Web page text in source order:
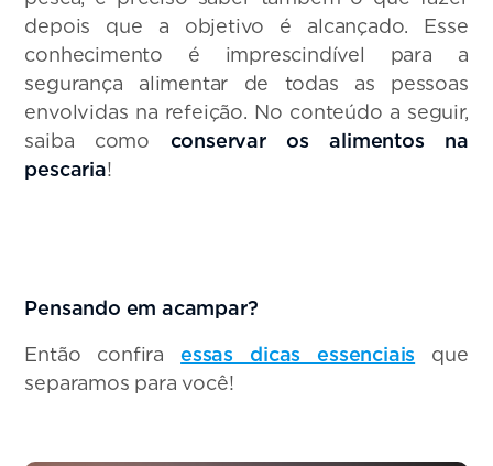
depois que a objetivo é alcançado. Esse
conhecimento é imprescindível para a
segurança alimentar de todas as pessoas
envolvidas na refeição. No conteúdo a seguir,
saiba como conservar os alimentos na
pescaria!
Pensando em acampar?
Então confiraessas dicas essenciais que
separamos para você!